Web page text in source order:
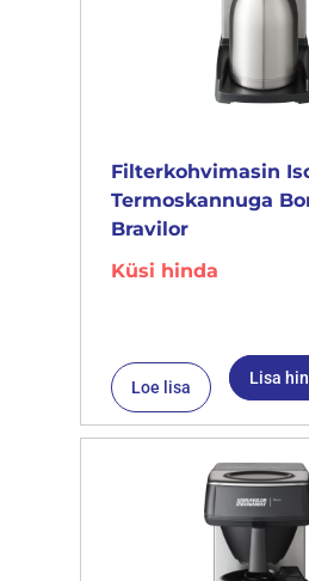
Filterkohvimasin
Termoskannuga
Bravilor
Küsi hinda
Loe lisa Lisa